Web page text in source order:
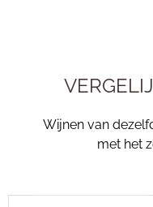
Wijnen van
met het